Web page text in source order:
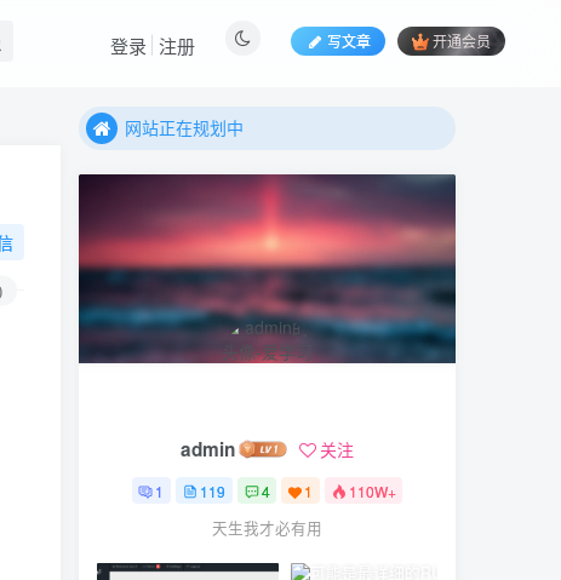
写文章 开通会员
登录 注册
网站正在规划中
网站正在规划中
admin 关注
1 119 4 1 110W+
天生我才必有用